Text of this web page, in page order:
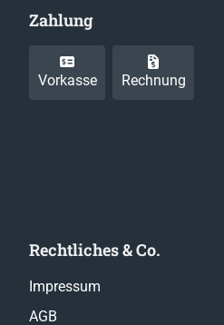
Zahlung
Vorkasse Rechnung
Rechtliches & Co.
Impressum
AGB